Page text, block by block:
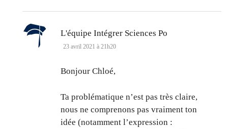
L'équipe Intégrer Sciences Po
23 avril 2021 à 21h20
Bonjour Chloé,
Ta problématique n’est pas très claire,
nous ne comprenons pas vraiment ton
idée (notamment l’expression :